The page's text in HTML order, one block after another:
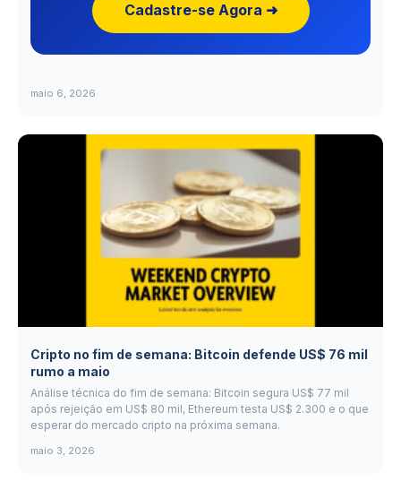
Cadastre-se Agora ➜
maio 6, 2026
Cripto no fim de semana: Bitcoin defende US$ 76 mil
rumo a maio
Análise técnica do fim de semana: Bitcoin segura US$ 77 mil
após rejeição em US$ 80 mil, Ethereum testa US$ 2.300 e o que
esperar do mercado cripto na próxima semana.
maio 3, 2026